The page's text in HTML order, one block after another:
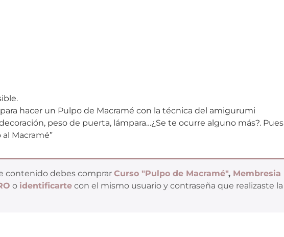
hacer un Pulpo de Macramé con la técnica del amigurumi
peso de puerta, lámpara…¿Se te ocurre alguno más?. Pues
Macramé”
contenido debes comprar Curso "Pulpo de Macramé", Membresia
o identificarte con el mismo usuario y contraseña que realizaste la